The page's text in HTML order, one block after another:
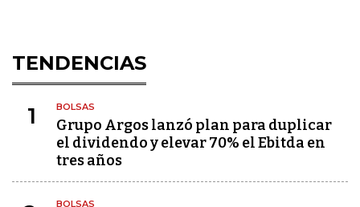
TENDENCIAS
1 BOLSAS
Grupo Argos lanzó plan para duplicar
el dividendo y elevar 70% el Ebitda en
tres años
BOLSAS